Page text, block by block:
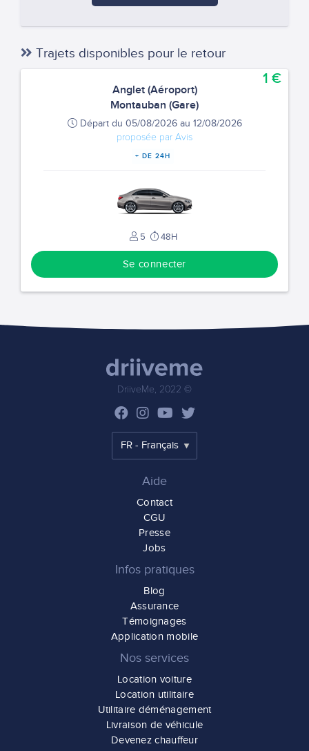
Trajets disponibles pour le retour
Anglet (Aéroport)
Montauban (Gare)
Départ du 05/08/2026 au 12/08/2026
proposée par Avis
+ DE 24H
5 48H
1 €
Se connecter
DriiveMe, 2022 ©
Aide
Contact
CGU
Presse
Jobs
Infos pratiques
Blog
Assurance
Témoignages
Application mobile
Nos services
Location voiture
Location utilitaire
Utilitaire déménagement
Livraison de véhicule
Devenez chauffeur